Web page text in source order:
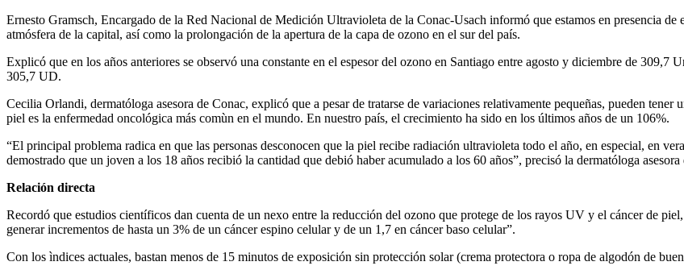
Ernesto Gramsch, Encargado de la Red Nacional de Medición Ultravioleta de la Conac-Usach informó que estamos en presencia
atmósfera de la capital, así como la prolongación de la apertura de la capa de ozono en el sur del país.
Explicó que en los años anteriores se observó una constante en el espesor del ozono en Santiago entre agosto y diciembre de
305,7 UD.
Cecilia Orlandi, dermatóloga asesora de Conac, explicó que a pesar de tratarse de variaciones relativamente pequeñas, pueden
piel es la enfermedad oncológica más comùn en el mundo. En nuestro país, el crecimiento ha sido en los últimos años de un 106%.
“El principal problema radica en que las personas desconocen que la piel recibe radiación ultravioleta todo el año, en especial, en
demostrado que un joven a los 18 años recibió la cantidad que debió haber acumulado a los 60 años”, precisó la dermatóloga
Relación directa
Recordó que estudios científicos dan cuenta de un nexo entre la reducción del ozono que protege de los rayos UV y el cáncer de
generar incrementos de hasta un 3% de un cáncer espino celular y de un 1,7 en cáncer baso celular”.
Con los ìndices actuales, bastan menos de 15 minutos de exposición sin protección solar (crema protectora o ropa de algodón de